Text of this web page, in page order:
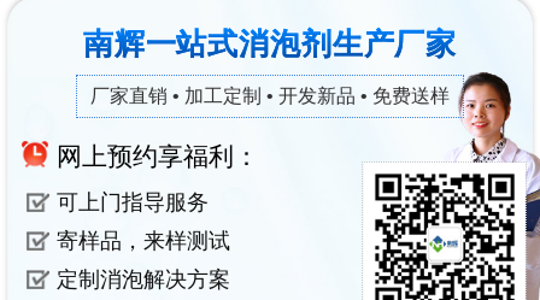
南辉一站式消泡剂生产厂家
厂家直销 • 加工定制 • 开发新品 • 免费送样
网上预约享福利：
可上门指导服务
寄样品，来样测试
定制消泡解决方案